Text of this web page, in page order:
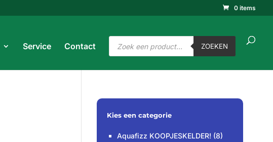
0 items
Service Contact
Producten
zoeken
ZOEKEN
Producten
Kies een categorie
Aquafizz KOOPJESKELDER! (8)